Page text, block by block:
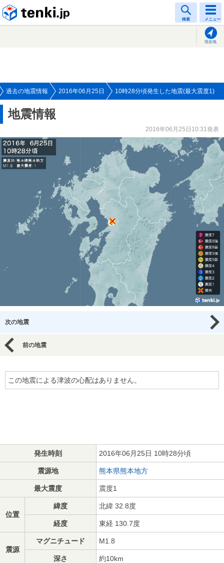
検索 メニュー
現在地
過去の地震情報 2016年06月25日 10時28分頃発生した地震(最大震度1)
地震情報
2016年06月25日10:31発表
次の地震
前の地震
この地震による津波の心配はありません。
発生時刻 2016年06月25日 10時28分頃
震源地 熊本県熊本地方
最大震度 震度1
位置
緯度 北緯 32.8度
経度 東経 130.7度
震源
マグニチュード M1.8
深さ 約10km